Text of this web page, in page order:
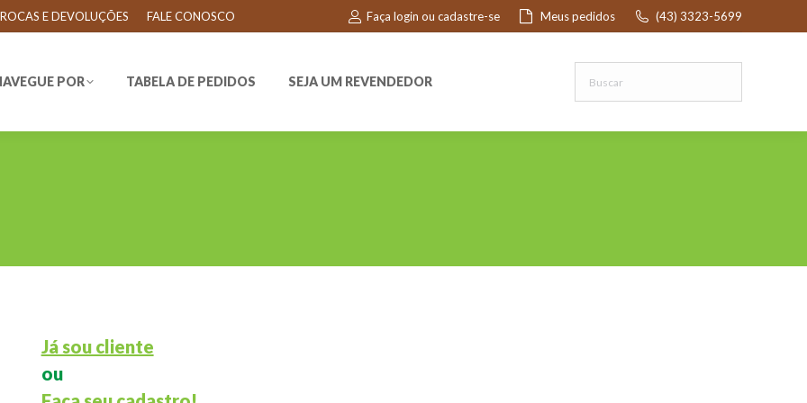
E DEVOLUÇÕES FALE CONOSCO Faça login ou cadastre-se Meus pedidos (43) 3323-5699
POR TABELA DE PEDIDOS SEJA UM REVENDEDOR
Já sou cliente
ou
POR TABELA DE PEDIDOS SEJA UM REVENDEDOR